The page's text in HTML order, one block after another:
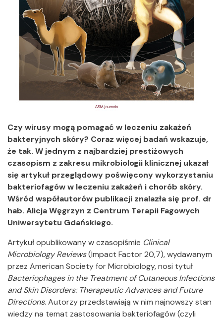
Czy wirusy mogą pomagać w leczeniu zakażeń
bakteryjnych skóry? Coraz więcej badań wskazuje,
że tak. W jednym z najbardziej prestiżowych
czasopism z zakresu mikrobiologii klinicznej ukazał
się artykuł przeglądowy poświęcony wykorzystaniu
bakteriofagów w leczeniu zakażeń i chorób skóry.
Wśród współautorów publikacji znalazła się prof. dr
hab. Alicja Węgrzyn z Centrum Terapii Fagowych
Uniwersytetu Gdańskiego.
Artykuł opublikowany w czasopiśmie Clinical
Microbiology Reviews(Impact Factor 20,7), wydawanym
przez American Society for Microbiology, nosi tytuł
Bacteriophages in the Treatment of Cutaneous Infections
and Skin Disorders: Therapeutic Advances and Future
Directions. Autorzy przedstawiają w nim najnowszy stan
wiedzy na temat zastosowania bakteriofagów (czyli